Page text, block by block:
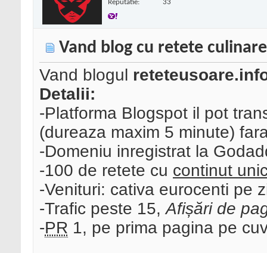
Reputatie: 33
Vand blog cu retete culinare
Vand blogul
Detalii:
-Platforma Blogspot il pot
(dureaza maxim 5 minute)
-Domeniu inregistrat la
-100 de retete cu continut
-Venituri: cativa eurocenti pe
-Trafic peste 15,Afișări de
-PR 1, pe prima pagina pe